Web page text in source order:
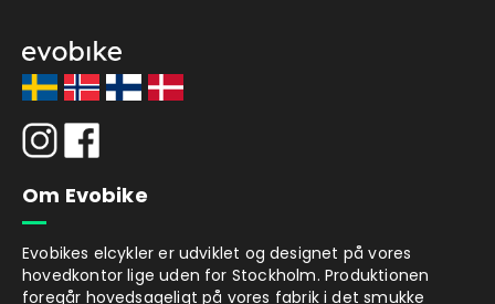
Om Evobike
Evobikes elcykler er udviklet og designet på vores
hovedkontor lige uden for Stockholm. Produktionen
foregår hovedsageligt på vores fabrik i det smukke